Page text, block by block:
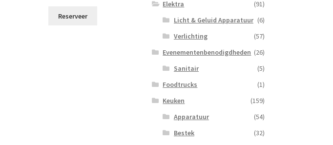
Reserveer
Elektra
(91)
Licht & Geluid Apparatuur (6)
Verlichting
(57)
Evenementenbenodigdheden (26)
Sanitair
(5)
Foodtrucks
(1)
Keuken
(159)
Apparatuur
(54)
Bestek
(32)